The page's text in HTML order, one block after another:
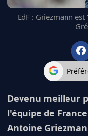
EdF : Griezmann
Devenu meilleur
l'équipe de
Antoine